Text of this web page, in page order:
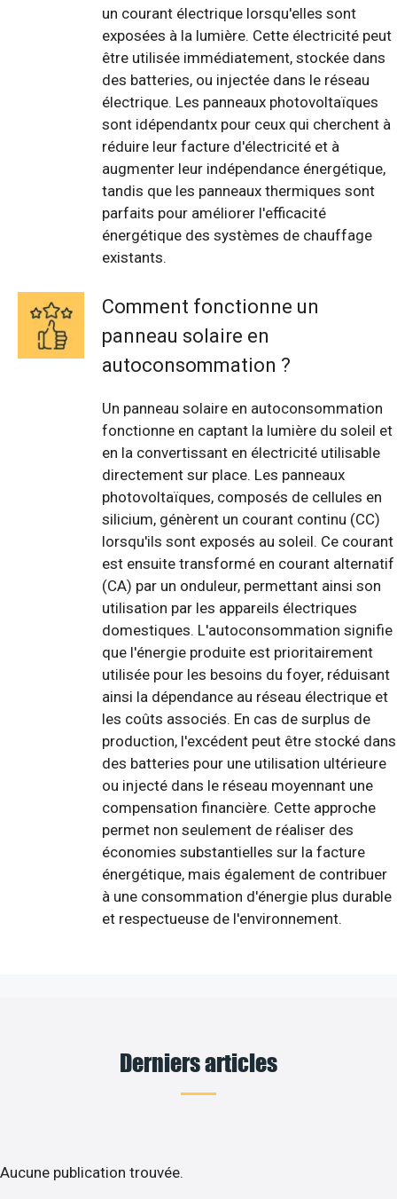
un courant électrique lorsqu'elles sont
exposées à la lumière. Cette électricité peut
être utilisée immédiatement, stockée dans
des batteries, ou injectée dans le réseau
électrique. Les panneaux photovoltaïques
sont idépendantx pour ceux qui cherchent à
réduire leur facture d'électricité et à
augmenter leur indépendance énergétique,
tandis que les panneaux thermiques sont
parfaits pour améliorer l'efficacité
énergétique des systèmes de chauffage
existants.
Comment fonctionne un
panneau solaire en
autoconsommation ?
Un panneau solaire en autoconsommation
fonctionne en captant la lumière du soleil et
en la convertissant en électricité utilisable
directement sur place. Les panneaux
photovoltaïques, composés de cellules en
silicium, génèrent un courant continu (CC)
lorsqu'ils sont exposés au soleil. Ce courant
est ensuite transformé en courant alternatif
(CA) par un onduleur, permettant ainsi son
utilisation par les appareils électriques
domestiques. L'autoconsommation signifie
que l'énergie produite est prioritairement
utilisée pour les besoins du foyer, réduisant
ainsi la dépendance au réseau électrique et
les coûts associés. En cas de surplus de
production, l'excédent peut être stocké dans
des batteries pour une utilisation ultérieure
ou injecté dans le réseau moyennant une
compensation financière. Cette approche
permet non seulement de réaliser des
économies substantielles sur la facture
énergétique, mais également de contribuer
à une consommation d'énergie plus durable
et respectueuse de l'environnement.
Derniers articles
Aucune publication trouvée.